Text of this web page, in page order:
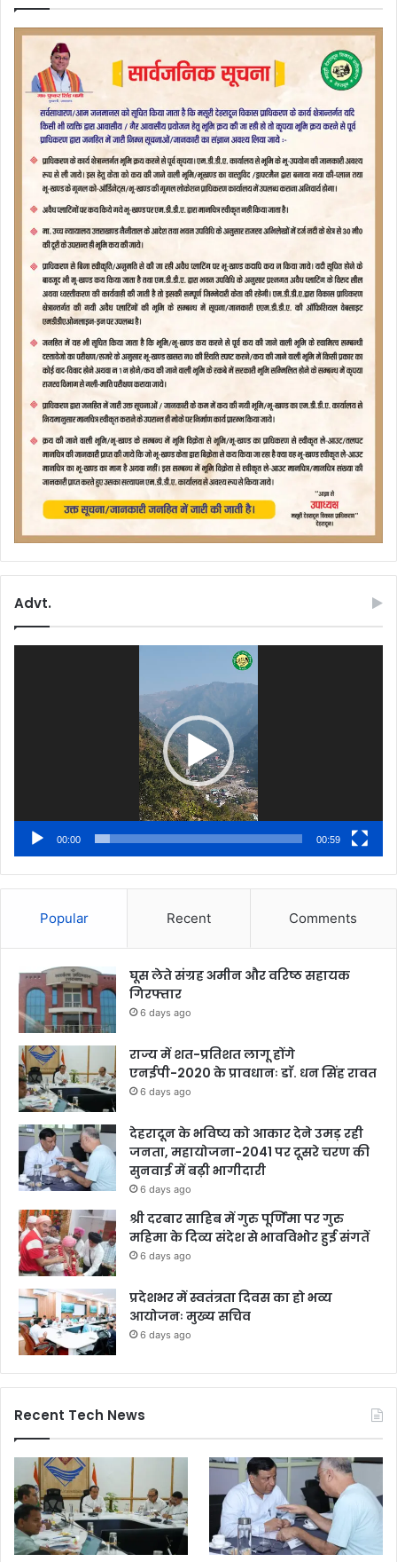
Advt.
00:00 00:59
Popular Recent Comments
घूस लेते संग्रह अमीन और वरिष्ठ सहायक
गिरफ्तार
6 days ago
राज्य में शत-प्रतिशत लागू होंगे
एनईपी-2020 के प्रावधानः डाॅ. धन सिंह रावत
6 days ago
देहरादून के भविष्य को आकार देने उमड़ रही
जनता, महायोजना-2041 पर दूसरे चरण की
सुनवाई में बढ़ी भागीदारी
6 days ago
श्री दरबार साहिब में गुरु पूर्णिमा पर गुरु
महिमा के दिव्य संदेश से भावविभोर हुई संगतें
6 days ago
प्रदेशभर में स्वतंत्रता दिवस का हो भव्य
आयोजनः मुख्य सचिव
6 days ago
Recent Tech News